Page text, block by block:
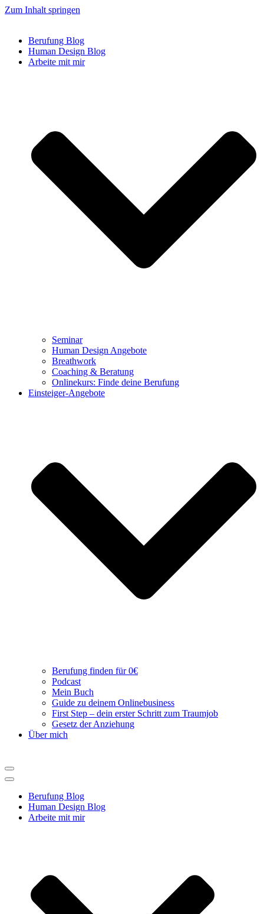
Zum Inhalt springen
Berufung Blog
Human Design Blog
Arbeite mit mir
Seminar
Human Design Angebote
Breathwork
Coaching & Beratung
Onlinekurs: Finde deine Berufung
Einsteiger-Angebote
Berufung finden für 0€
Podcast
Mein Buch
Guide zu deinem Onlinebusiness
First Step – dein erster Schritt zum Traumjob
Gesetz der Anziehung
Über mich
Navigations-
Menü
Navigations-
Berufung Blog
Human Design Blog
Arbeite mit mir